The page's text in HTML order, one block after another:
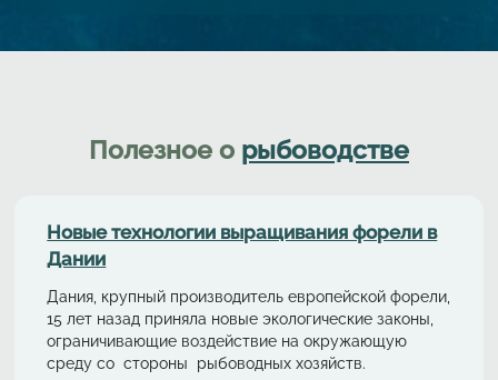
Полезное о рыбоводстве
Новые технологии выращивания форели в
Дании
Дания, крупный производитель европейской форели,
15 лет назад приняла новые экологические законы,
ограничивающие воздействие на окружающую
среду со стороны рыбоводных хозяйств.